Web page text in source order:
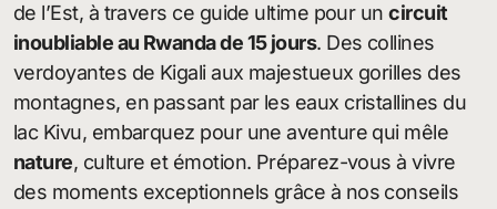
de l’Est, à travers ce guide ultime pour uncircuit
inoubliable au Rwanda de 15 jours. Des collines
verdoyantes de Kigali aux majestueux gorilles des
montagnes, en passant par les eaux cristallines du
lac Kivu, embarquez pour une aventure qui mêle
nature, culture et émotion. Préparez-vous à vivre
des moments exceptionnels grâce à nos conseils